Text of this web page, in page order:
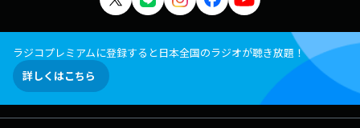
ラジコプレミアムに登録すると日本全国のラジオが聴き放題！
詳しくはこちら